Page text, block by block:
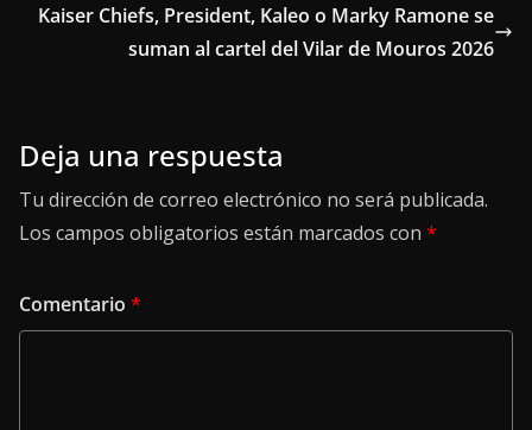
Kaiser Chiefs, President, Kaleo o Marky Ramone se
suman al cartel del Vilar de Mouros 2026
Deja una respuesta
Tu dirección de correo electrónico no será publicada.
Los campos obligatorios están marcados con *
Comentario *